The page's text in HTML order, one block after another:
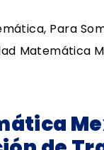
Para
Matemática